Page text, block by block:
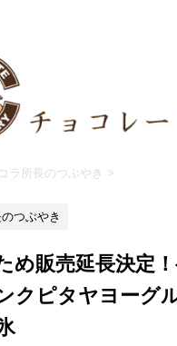
ラ所長のつぶやき >
つぶやき
め販売延長決定
クピタヤヨーグ